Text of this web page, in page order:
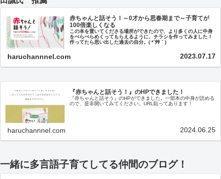
赤ちゃんと話そう！～0才から思春期まで～子育てが
100倍楽しくなる
この本を置いてくださる場所ができたので、より多くの人に中身
をぺらぺらめくってもらえるように、チラシを作ってみました！
作ってたら思い出した過去の自分。( *´艸｀)
haruchannnel.com 2023.07.17
『赤ちゃんと話そう！』のHPできました！
『赤ちゃんと話そう』のHPができました。一部本の中身が読める
ので、是非開いてみてください。URL貼ってあります！
haruchannnel.com 2024.06.25
一緒に多言語子育てしてる仲間のブログ！